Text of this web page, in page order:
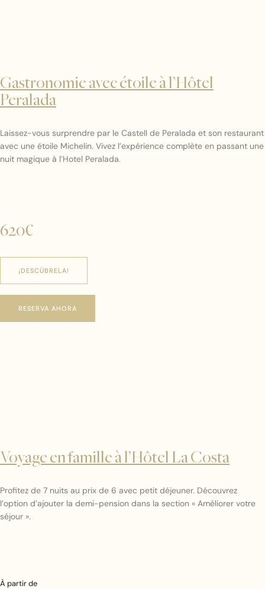
Gastronomie avec étoile à l’Hôtel
Peralada
Laissez-vous surprendre par le Castell de Peralada et son restaurant
avec une étoile Michelin. Vivez l’expérience complète en passant une
nuit magique à l’Hotel Peralada.
620€
¡DESCÚBRELA!
RESERVA AHORA
Voyage en famille à l’Hôtel La Costa
Profitez de 7 nuits au prix de 6 avec petit déjeuner. Découvrez
l’option d’ajouter la demi-pension dans la section « Améliorer votre
séjour ».
À partir de